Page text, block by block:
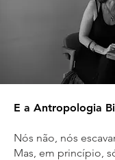
E a Antropologia
Nós não, nós
Mas, em princípio,